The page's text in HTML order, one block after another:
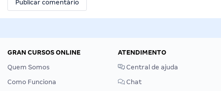
GRAN CURSOS ONLINE
Quem Somos
Como Funciona
ATENDIMENTO
Central de ajuda
Chat